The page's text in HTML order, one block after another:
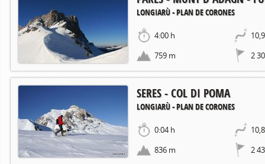
LONGIARÙ - PLAN DE CORONES
4:00 h
759 m
2
SERES - COL DI POMA
LONGIARÙ - PLAN DE CORONES
0:04 h
836 m
2